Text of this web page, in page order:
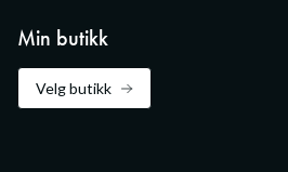
Min butikk
Velg butikk